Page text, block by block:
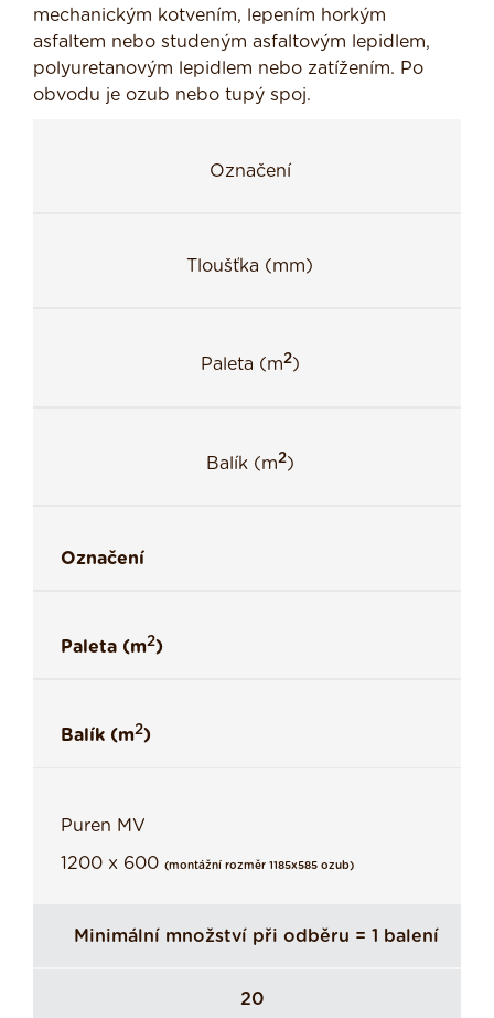
mechanickým kotvením, lepením horkým
asfaltem nebo studeným asfaltovým lepidlem,
polyuretanovým lepidlem nebo zatížením. Po
obvodu je ozub nebo tupý spoj.
Označení
Tloušťka (mm)
Paleta (m2)
Balík (m2)
Označení
Paleta (m2)
Balík (m2)
Puren MV
1200 x 600 (montážní rozměr 1185x585 ozub)
Minimální množství při odběru = 1 balení
20